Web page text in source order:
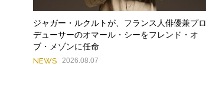
ジャガー・ルクルトが、フランス人俳優兼プロ
デューサーのオマール・シーをフレンド・オ
ブ・メゾンに任命
NEWS 2026.08.07